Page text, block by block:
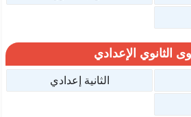
الثانوي الإعدادي
الثانية إعدادي